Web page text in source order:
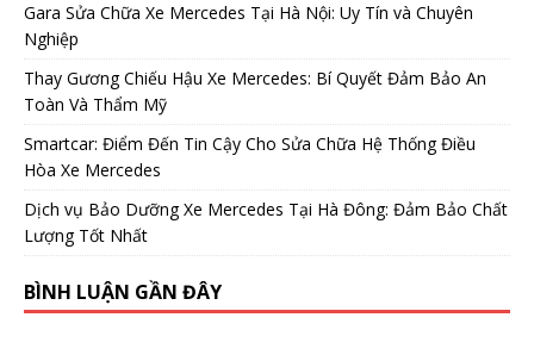
Gara Sửa Chữa Xe Mercedes Tại Hà Nội: Uy Tín và Chuyên
Nghiệp
Thay Gương Chiếu Hậu Xe Mercedes: Bí Quyết Đảm Bảo An
Toàn Và Thẩm Mỹ
Smartcar: Điểm Đến Tin Cậy Cho Sửa Chữa Hệ Thống Điều
Hòa Xe Mercedes
Dịch vụ Bảo Dưỡng Xe Mercedes Tại Hà Đông: Đảm Bảo Chất
Lượng Tốt Nhất
BÌNH LUẬN GẦN ĐÂY